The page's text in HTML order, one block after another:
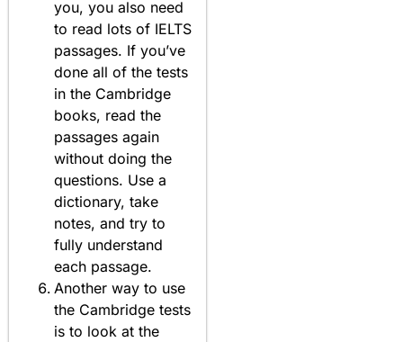
you, you also need
to read lots of IELTS
passages. If you’ve
done all of the tests
in the Cambridge
books, read the
passages again
without doing the
questions. Use a
dictionary, take
notes, and try to
fully understand
each passage.
Another way to use
the Cambridge tests
is to look at the